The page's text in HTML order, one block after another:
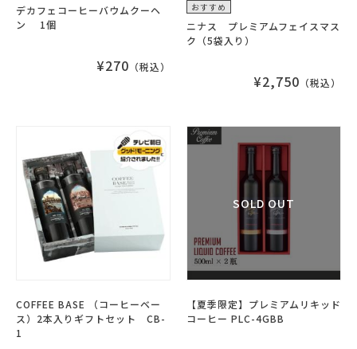
デカフェコーヒーバウムクーヘ
ン 1個
¥270 （税込）
おすすめ
ニナス プレミアムフェイスマス
ク（5袋入り）
¥2,750 （税込）
COFFEE BASE （コーヒーベー
ス）2本入りギフトセット CB-
1
【夏季限定】プレミアムリキッド
コーヒー PLC-4GBB